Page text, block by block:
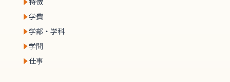
学費
学部・学科
学問
仕事